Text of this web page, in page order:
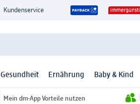
Kundenservice
Gesundheit Ernährung Baby & Kind
Mein dm-App Vorteile nutzen